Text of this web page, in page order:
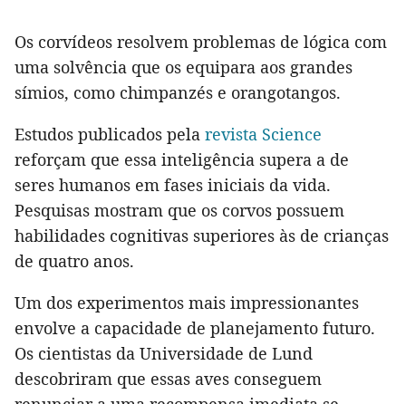
Os corvídeos resolvem problemas de lógica com
uma solvência que os equipara aos grandes
símios, como chimpanzés e orangotangos.
Estudos publicados pela revista Science
reforçam que essa inteligência supera a de
seres humanos em fases iniciais da vida.
Pesquisas mostram que os corvos possuem
habilidades cognitivas superiores às de crianças
de quatro anos.
Um dos experimentos mais impressionantes
envolve a capacidade de planejamento futuro.
Os cientistas da Universidade de Lund
descobriram que essas aves conseguem